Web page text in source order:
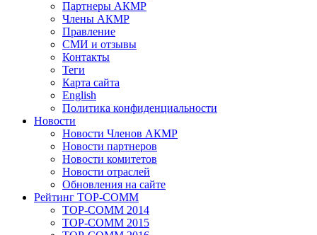
Партнеры АКМР
Члены АКМР
Правление
СМИ и отзывы
Контакты
Теги
Карта сайта
English
Политика конфиденциальности
Новости
Новости Членов АКМР
Новости партнеров
Новости комитетов
Новости отраслей
Обновления на сайте
Рейтинг TOP-COMM
TOP-COMM 2014
TOP-COMM 2015